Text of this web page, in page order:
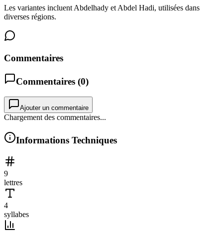
Les variantes incluent Abdelhady et Abdel Hadi, utilisées dans
diverses régions.
Commentaires
Commentaires (0)
Ajouter un commentaire
Chargement des commentaires...
Informations Techniques
9
lettres
4
syllabes